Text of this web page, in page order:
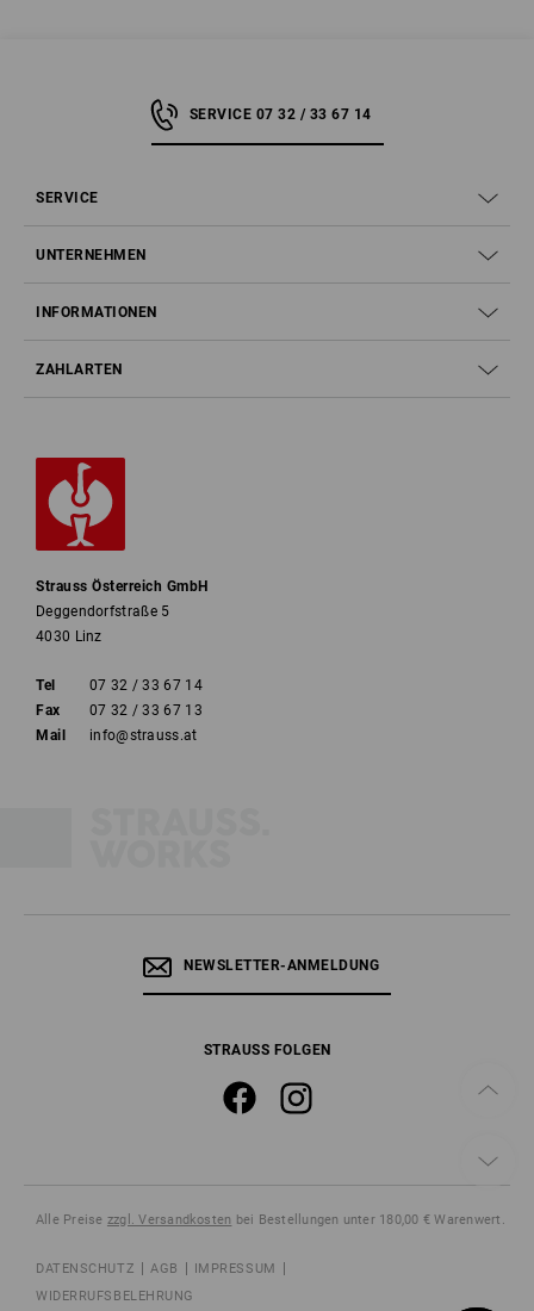
SERVICE 07 32 / 33 67 14
SERVICE
UNTERNEHMEN
INFORMATIONEN
ZAHLARTEN
Strauss Österreich GmbH
Deggendorfstraße 5
4030 Linz
Tel
07 32 / 33 67 14
Fax
07 32 / 33 67 13
Mail
info@strauss.at
NEWSLETTER-ANMELDUNG
STRAUSS FOLGEN
Alle Preise zzgl. Versandkosten bei Bestellungen unter 180,00 € Warenwert.
DATENSCHUTZ AGB
IMPRESSUM
WIDERRUFSBELEHRUNG